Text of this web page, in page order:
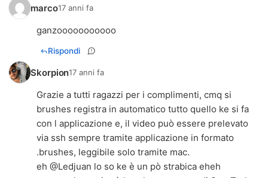
marco17 anni fa
ganzooooooooooo
Rispondi
Skorpion17 anni fa
Grazie a tutti ragazzi per i complimenti, cmq si
brushes registra in automatico tutto quello ke si fa
con l applicazione e, il video può essere prelevato
via ssh sempre tramite applicazione in formato
.brushes, leggibile solo tramite mac.
eh @Ledjuan lo so ke è un pò strabica eheh